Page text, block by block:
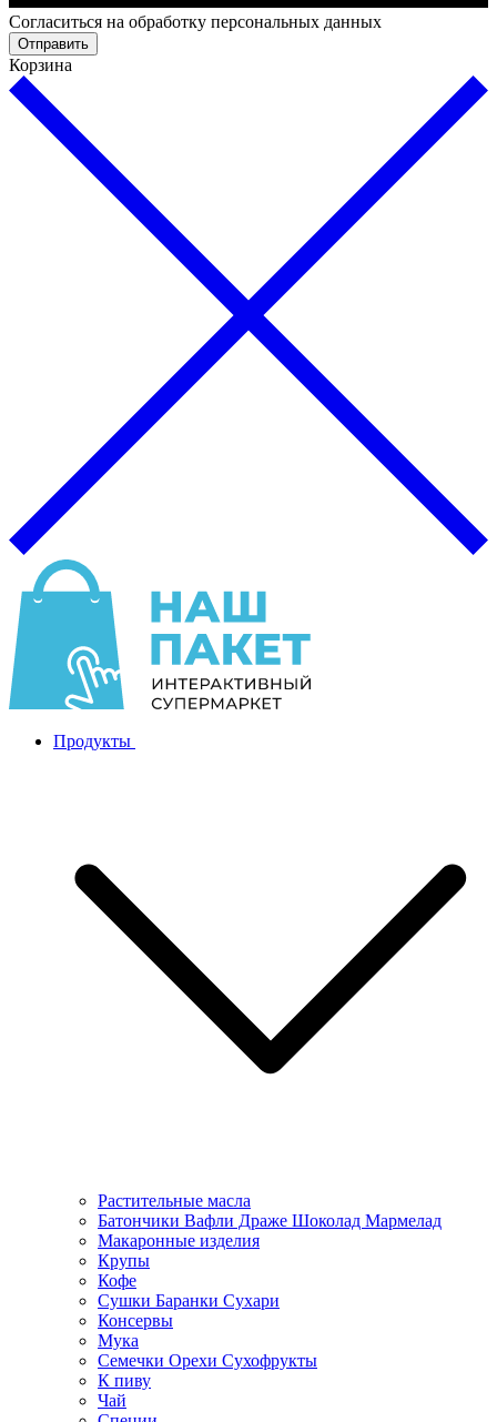
Cогласиться на обработку персональных данных
Отправить
Корзина
Продукты
Растительные масла
Батончики Вафли Драже Шоколад Мармелад
Макаронные изделия
Крупы
Кофе
Сушки Баранки Сухари
Консервы
Мука
Семечки Орехи Сухофрукты
К пиву
Чай